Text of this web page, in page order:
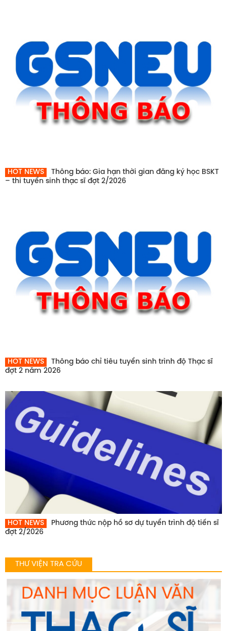
HOT NEWS
Thông báo: Gia hạn thời gian đăng ký học BSKT
– thi tuyển sinh thạc sĩ đợt 2/2026
HOT NEWS
Thông báo chỉ tiêu tuyển sinh trình độ Thạc sĩ
đợt 2 năm 2026
HOT NEWS
Phương thức nộp hồ sơ dự tuyển trình độ tiến sĩ
đợt 2/2026
THƯ VIỆN TRA CỨU